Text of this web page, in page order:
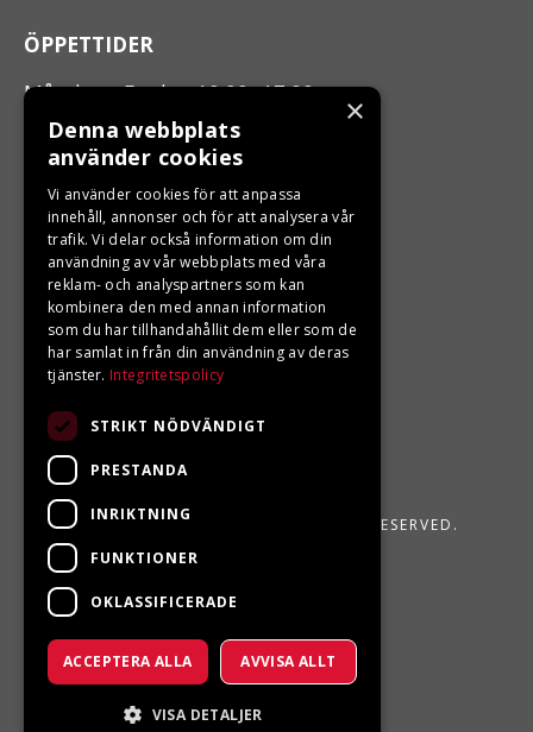
ÖPPETTIDER
Måndag - Fredag 10.00 -17.00
LJUNGBERGS MOTOR
Din BRP återförsäljare i Sveg!
LJUNGBERGS MOTOR 2026. ALL RIGHTS RESERVED.
POWERED BY EMPORI CMS
×
Denna webbplats
använder cookies
Vi använder cookies för att anpassa
innehåll, annonser och för att analysera vår
trafik. Vi delar också information om din
användning av vår webbplats med våra
reklam- och analyspartners som kan
kombinera den med annan information
som du har tillhandahållit dem eller som de
har samlat in från din användning av deras
tjänster. Integritetspolicy
STRIKT NÖDVÄNDIGT
PRESTANDA
INRIKTNING
FUNKTIONER
OKLASSIFICERADE
ACCEPTERA ALLA AVVISA ALLT
VISA DETALJER